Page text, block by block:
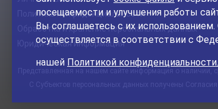
Политика конфиденциальности
Обработка и хранение персональных данных
Юридическая информация
Представленная на нашем сайте информация о наличии,
С Субъектов персональных данных получены
посещаемости и улучшения работы
Вы соглашаетесь с их
осуществляется в соответствии с
нашей Политикой конфиденциальности.